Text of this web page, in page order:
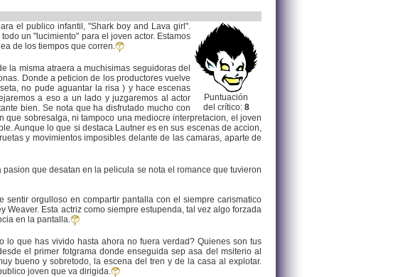
Puntuación
del crítico: 8
el publico infantil, "Shark boy and Lava girl".
un "lucimiento" para el joven actor. Estamos
de los tiempos que corren.
la misma atraera a muchisimas seguidoras del
Donde a peticion de los productores vuelve
no pude aguantar la risa ) y hace escenas
a eso a un lado y juzgaremos al actor
bien. Se nota que ha disfrutado mucho con
sobresalga, ni tampoco una mediocre interpretacion, el joven
Aunque lo que si destaca Lautner es en sus escenas de accion,
y movimientos imposibles delante de las camaras, aparte de
que desatan en la pelicula se nota el romance que tuvieron
orgulloso en compartir pantalla con el siempre carismatico
Esta actriz como siempre estupenda, tal vez algo forzada
en la pantalla.
lo que has vivido hasta ahora no fuera verdad? Quienes son tus
el primer fotgrama donde enseguida sep asa del msiterio al
bueno y sobretodo, la escena del tren y de la casa al explotar.
joven que va dirigida.